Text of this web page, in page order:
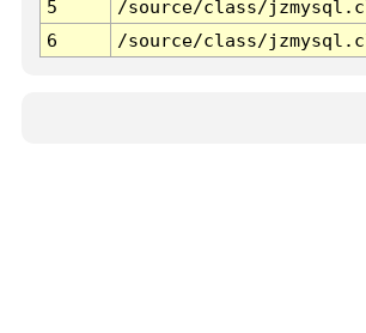
5
/source/class/
6
/source/class/